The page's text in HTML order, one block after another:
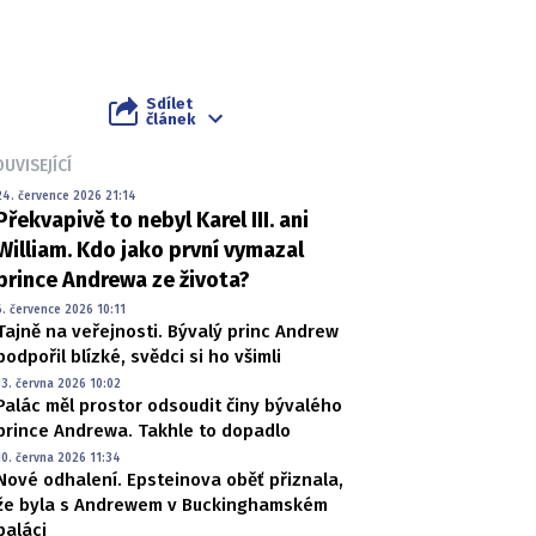
Sdílet
článek
července 2026 21:14
to nebyl Karel III. ani
Kdo jako první vymazal
Andrewa ze života?
července 2026 10:11
na veřejnosti. Bývalý princ Andrew
blízké, svědci si ho všimli
června 2026 10:02
měl prostor odsoudit činy bývalého
Andrewa. Takhle to dopadlo
června 2026 11:34
odhalení. Epsteinova oběť přiznala,
byla s Andrewem v Buckinghamském